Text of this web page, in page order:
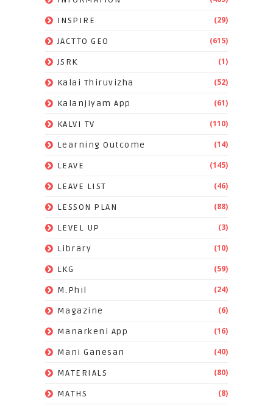
INSPIRE (29)
JACTTO GEO (615)
JSRK (1)
Kalai Thiruvizha (52)
Kalanjiyam App (61)
KALVI TV (110)
Learning Outcome (14)
LEAVE (145)
LEAVE LIST (46)
LESSON PLAN (88)
LEVEL UP (3)
Library (10)
LKG (59)
M.Phil (24)
Magazine (6)
Manarkeni App (16)
Mani Ganesan (40)
MATERIALS (80)
MATHS (8)